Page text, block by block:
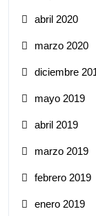
abril 2020
marzo 2020
diciembre
mayo 2019
abril 2019
marzo 2019
febrero 2019
enero 2019